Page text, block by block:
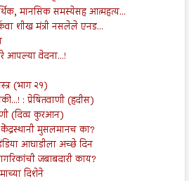
मानसिक समस्येसह आत्महत्य...
शीख मंत्री नसलेले एनड...
आपल्या वेदना...!
(भाग २१)
: प्रेषितवाणी (हदीस)
(दिव्य कुरआन)
मुसलमानच का?
आघाडीला अच्छे दिन
जबाबदारी काय?
दिशेने